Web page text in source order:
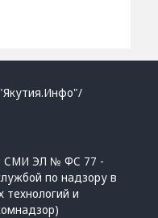
СМИ ЭЛ № ФС 77 -
по надзору в
и